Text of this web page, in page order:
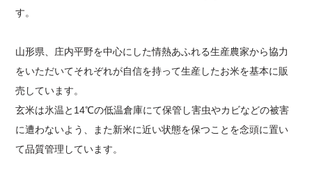
す。
山形県、庄内平野を中心にした情熱あふれる生産農家から協力
をいただいてそれぞれが自信を持って生産したお米を基本に販
売しています。
玄米は氷温と14℃の低温倉庫にて保管し害虫やカビなどの被害
に遭わないよう、また新米に近い状態を保つことを念頭に置い
て品質管理しています。